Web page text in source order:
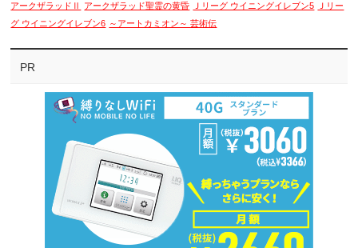
アークザラッドⅡ
アークザラッド聖霊の黄昏 Ｊリーグ ウイニングイレブン5
Ｊリー
グ ウイニングイレブン6 ～アートカミオン～ 芸術伝
PR